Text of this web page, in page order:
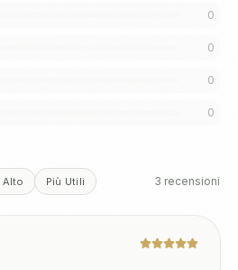
0
0
0
0
Alto Più Utili 3 recensioni